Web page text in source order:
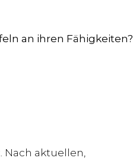
an ihren Fähigkeiten?
aktuellen,